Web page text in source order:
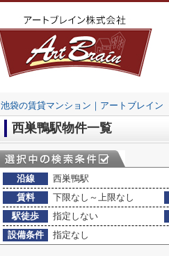
池袋の賃貸マンション｜アートブレイン
西巣鴨駅物件一覧
沿線
西巣鴨駅
賃料
下限なし～上限なし
駅徒歩
指定しない
設備条件
指定なし